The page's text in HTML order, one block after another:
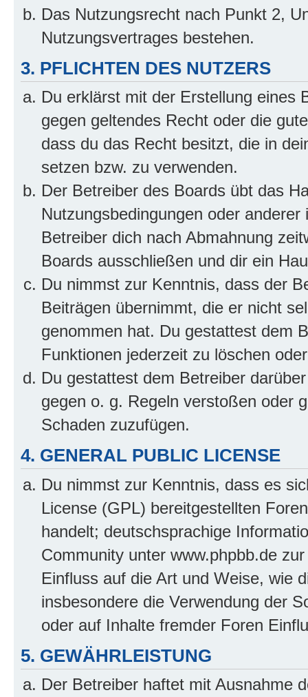
Das Nutzungsrecht nach Punkt 2,
Nutzungsvertrages bestehen.
3. PFLICHTEN DES NUTZERS
Du erklärst mit der Erstellung eines
gegen geltendes Recht oder die
dass du das Recht besitzt, die in
setzen bzw. zu verwenden.
Der Betreiber des Boards übt das
Nutzungsbedingungen oder
Betreiber dich nach Abmahnung
Boards ausschließen und dir ein
Du nimmst zur Kenntnis, dass der
Beiträgen übernimmt, die er nicht
genommen hat. Du gestattest dem
Funktionen jederzeit zu löschen
Du gestattest dem Betreiber
gegen o. g. Regeln verstoßen oder
Schaden zuzufügen.
4. GENERAL PUBLIC LICENSE
Du nimmst zur Kenntnis, dass es
License (GPL) bereitgestellten
handelt; deutschsprachige
Community unter www.phpbb.de
Einfluss auf die Art und Weise, wie
insbesondere die Verwendung der
oder auf Inhalte fremder Foren
5. GEWÄHRLEISTUNG
Der Betreiber haftet mit Ausnahme